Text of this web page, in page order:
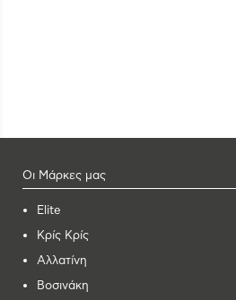
Οι Μάρκες μας
Elite
Κρίς Κρίς
Αλλατίνη
Βοσινάκη